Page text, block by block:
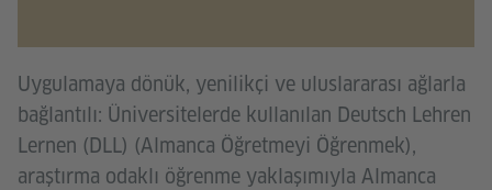
Uygulamaya dönük, yenilikçi ve uluslararası ağlarla
bağlantılı: Üniversitelerde kullanılan Deutsch Lehren
Lernen (DLL) (Almanca Öğretmeyi Öğrenmek),
araştırma odaklı öğrenme yaklaşımıyla Almanca